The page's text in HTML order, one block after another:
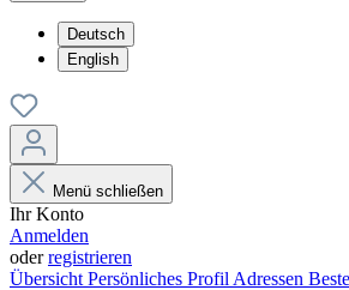
Deutsch
English
Menü schließen
Ihr Konto
Anmelden
oderregistrieren
Übersicht Persönliches Profil Adressen